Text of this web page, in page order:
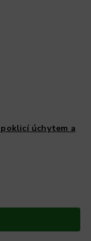
poklicí úchytem a